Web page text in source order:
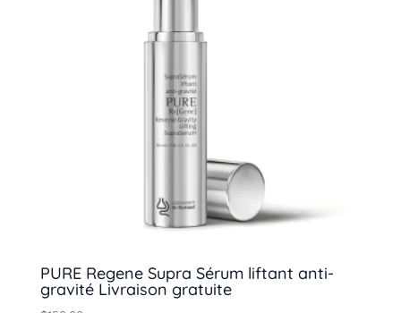
PURE Regene Supra Sérum liftant anti-
gravité Livraison gratuite